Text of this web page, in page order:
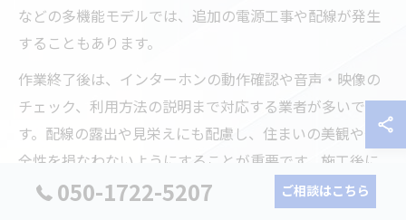
などの多機能モデルでは、追加の電源工事や配線が発生
することもあります。
作業終了後は、インターホンの動作確認や音声・映像の
チェック、利用方法の説明まで対応する業者が多いで
す。配線の露出や見栄えにも配慮し、住まいの美観や安
全性を損なわないようにすることが重要です。施工後に
不具合があった場合のアフターサポート体制も、安心し
て依頼するためのポイントとなります。
050-1722-5207 ご相談はこちら